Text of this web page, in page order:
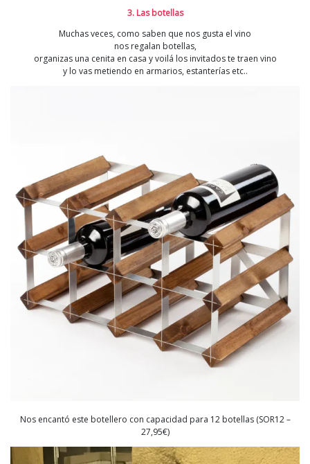
3. Las botellas
Muchas veces, como saben que nos gusta el vino
nos regalan botellas,
organizas una cenita en casa y voilá los invitados te traen vino
y lo vas metiendo en armarios, estanterías etc..
Nos encantó este botellero con capacidad para 12 botellas (SOR12 –
27,95€)